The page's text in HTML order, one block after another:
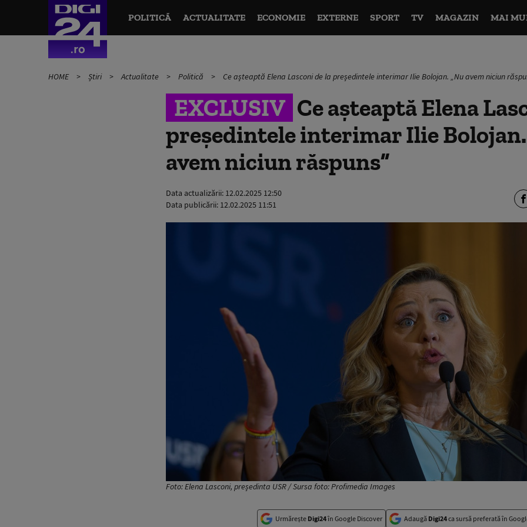
POLITICĂ ACTUALITATE ECONOMIE EXTERNE SPORT TV MAGAZIN MAI
HOME Știri Actualitate Politică Ce așteaptă Elena Lasconi de la președintele interimar Ilie Bolojan. „Nu avem niciun
EXCLUSIV Ce așteaptă Elena
președintele interimar Ilie
avem niciun răspuns”
Data actualizării: 12.02.2025 12:50
Data publicării: 12.02.2025 11:51
Foto: Elena Lasconi, președinta USR / Sursa foto: Profimedia Images
Urmărește Digi24în Google Discover Adaugă Digi24ca sursă preferată în